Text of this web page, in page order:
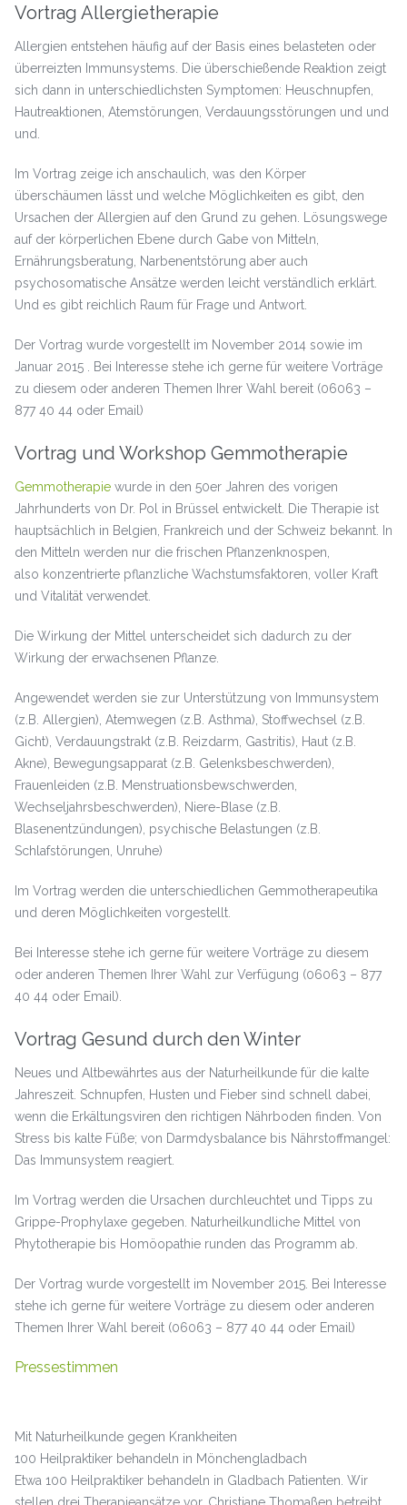
Vortrag Allergietherapie
Allergien entstehen häufig auf der Basis eines belasteten oder
überreizten Immunsystems. Die überschießende Reaktion zeigt
sich dann in unterschiedlichsten Symptomen: Heuschnupfen,
Hautreaktionen, Atemstörungen, Verdauungsstörungen und und
und.
Im Vortrag zeige ich anschaulich, was den Körper
überschäumen lässt und welche Möglichkeiten es gibt, den
Ursachen der Allergien auf den Grund zu gehen. Lösungswege
auf der körperlichen Ebene durch Gabe von Mitteln,
Ernährungsberatung, Narbenentstörung aber auch
psychosomatische Ansätze werden leicht verständlich erklärt.
Und es gibt reichlich Raum für Frage und Antwort.
Der Vortrag wurde vorgestellt im November 2014 sowie im
Januar 2015 . Bei Interesse stehe ich gerne für weitere Vorträge
zu diesem oder anderen Themen Ihrer Wahl bereit (06063 –
877 40 44 oder Email)
Vortrag und Workshop Gemmotherapie
Gemmotherapiewurde in den 50er Jahren des vorigen
Jahrhunderts von Dr. Pol in Brüssel entwickelt. Die Therapie ist
hauptsächlich in Belgien, Frankreich und der Schweiz bekannt. In
den Mitteln werden nur die frischen Pflanzenknospen,
also konzentrierte pflanzliche Wachstumsfaktoren, voller Kraft
und Vitalität verwendet.
Die Wirkung der Mittel unterscheidet sich dadurch zu der
Wirkung der erwachsenen Pflanze.
Angewendet werden sie zur Unterstützung von Immunsystem
(z.B. Allergien), Atemwegen (z.B. Asthma), Stoffwechsel (z.B.
Gicht), Verdauungstrakt (z.B. Reizdarm, Gastritis), Haut (z.B.
Akne), Bewegungsapparat (z.B. Gelenksbeschwerden),
Frauenleiden (z.B. Menstruationsbewschwerden,
Wechseljahrsbeschwerden), Niere-Blase (z.B.
Blasenentzündungen), psychische Belastungen (z.B.
Schlafstörungen, Unruhe)
Im Vortrag werden die unterschiedlichen Gemmotherapeutika
und deren Möglichkeiten vorgestellt.
Bei Interesse stehe ich gerne für weitere Vorträge zu diesem
oder anderen Themen Ihrer Wahl zur Verfügung (06063 – 877
40 44 oder Email).
Vortrag Gesund durch den Winter
Neues und Altbewährtes aus der Naturheilkunde für die kalte
Jahreszeit. Schnupfen, Husten und Fieber sind schnell dabei,
wenn die Erkältungsviren den richtigen Nährboden finden. Von
Stress bis kalte Füße; von Darmdysbalance bis Nährstoffmangel:
Das Immunsystem reagiert.
Im Vortrag werden die Ursachen durchleuchtet und Tipps zu
Grippe-Prophylaxe gegeben. Naturheilkundliche Mittel von
Phytotherapie bis Homöopathie runden das Programm ab.
Der Vortrag wurde vorgestellt im November 2015. Bei Interesse
stehe ich gerne für weitere Vorträge zu diesem oder anderen
Themen Ihrer Wahl bereit (06063 – 877 40 44 oder Email)
Pressestimmen
Mit Naturheilkunde gegen Krankheiten
100 Heilpraktiker behandeln in Mönchengladbach
Etwa 100 Heilpraktiker behandeln in Gladbach Patienten. Wir
stellen drei Therapieansätze vor. Christiane Thomaßen betreibt